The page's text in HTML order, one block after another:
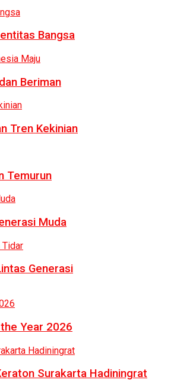
Bangsa
Beriman
Tren Kekinian
Temurun
Muda
Generasi
Year 2026
Surakarta Hadiningrat